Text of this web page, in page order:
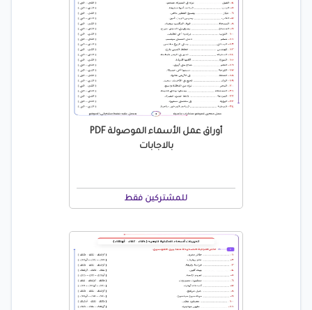
أوراق عمل الأسماء الموصولة PDF
بالاجابات
للمشتركين فقط